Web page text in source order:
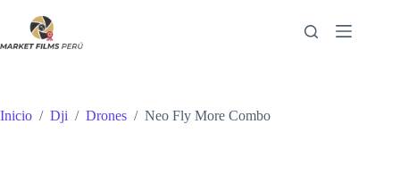
contenido
Inicio / Dji / Drones / Neo Fly More Combo